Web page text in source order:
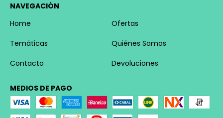
NAVEGACIÓN
Home
Ofertas
Temáticas
Quiénes Somos
Contacto
Devoluciones
MEDIOS DE PAGO